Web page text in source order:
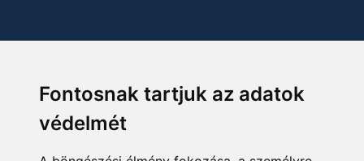
Fontosnak tartjuk az adatok
védelmét